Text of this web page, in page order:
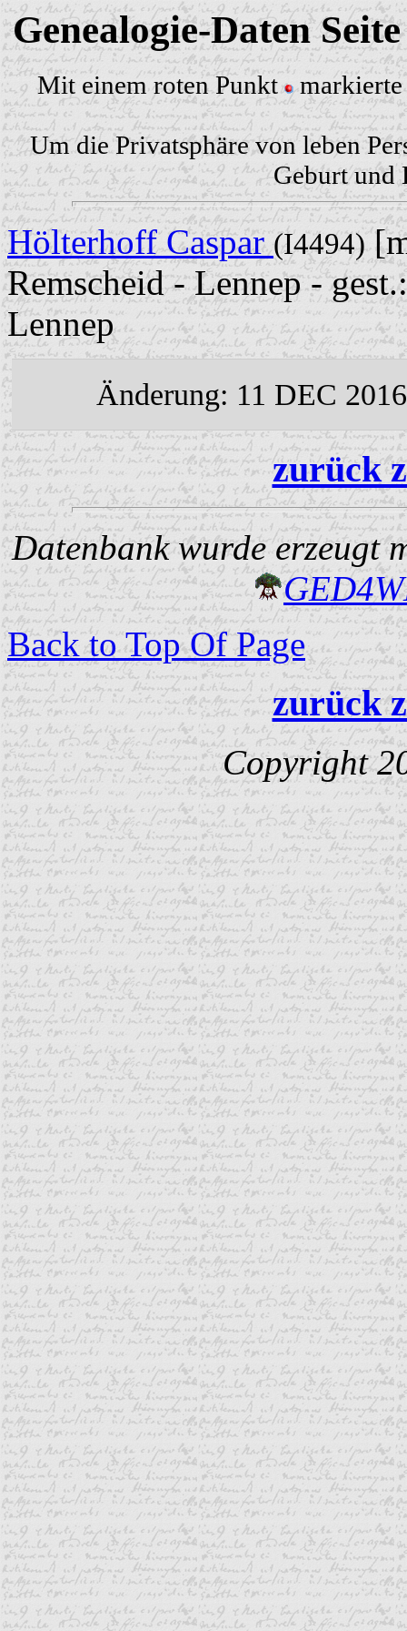
Genealogie-Daten
Mit einem roten Punkt markierte
Um die Privatsphäre von leben
Geburt und
Hölterhoff Caspar(I4494)
Remscheid - Lennep -
Lennep
Änderung: 11 DEC 2016
zurück
Datenbank wurde erzeugt
Back to Top Of Page
zurück
Copyright